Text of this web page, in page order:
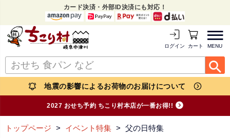
カード決済・外部ID決済にも対応！
MENU
ログイン カートを見る
地震の影響によるお荷物のお届けについて
2027 おせち予約 ちこり村本店が一番お得!!
トップページ イベント特集 父の日特集